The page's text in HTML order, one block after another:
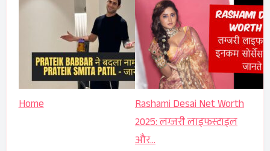
Home
Rashami Desai Net Worth
2025: लग्जरी लाइफस्टाइल
और…